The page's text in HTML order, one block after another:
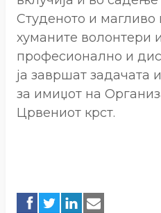
Студеното и
хуманите волонтери
професионално и
ја завршат задачата
за имиџот на
Црвениот крст.